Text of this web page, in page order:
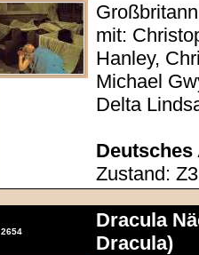
mit:
Hanley,
Michael
Delta
Deutsches
Zustand: Z3
2654
Dracula
Dracula)